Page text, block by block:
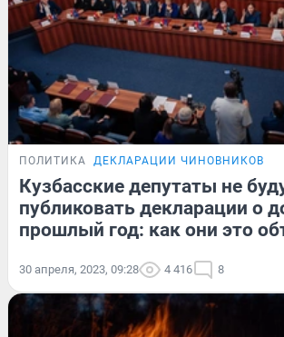
ПОЛИТИКА ДЕКЛАРАЦИИ ЧИНОВНИКОВ
Кузбасские депутаты не
публиковать декларации о
прошлый год: как они это
30 апреля, 2023, 09:28 4 416 8